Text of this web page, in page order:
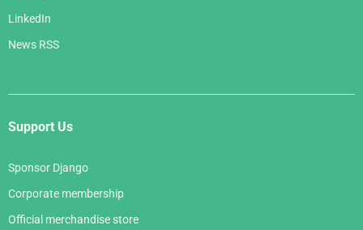
LinkedIn
News RSS
Support Us
Sponsor Django
Corporate membership
Official merchandise store